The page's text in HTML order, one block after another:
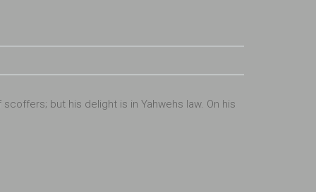
but his delight is in Yahwehs law. On his